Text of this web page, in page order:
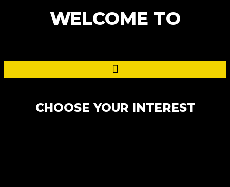
WELCOME TO
CHOOSE YOUR INTEREST